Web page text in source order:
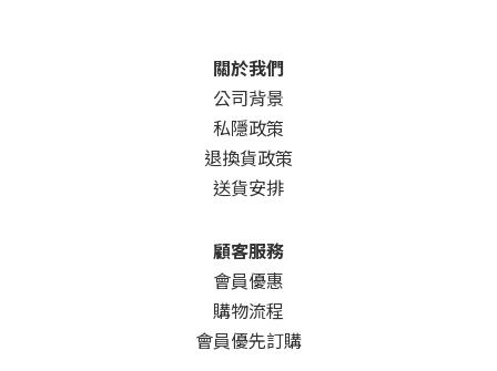
關於我們
公司背景
私隱政策
退換貨政策
送貨安排
顧客服務
會員優惠
購物流程
會員優先訂購